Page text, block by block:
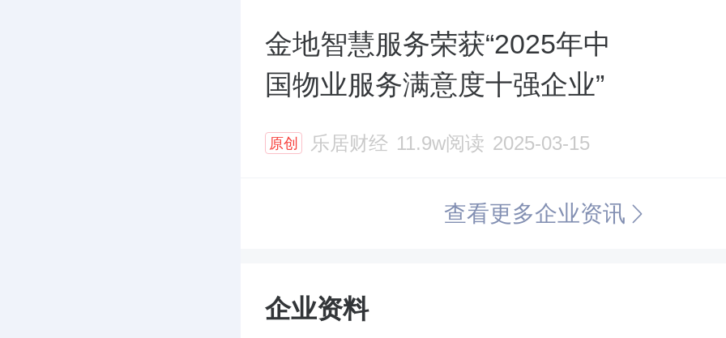
金地智慧服务荣获“2025年中
国物业服务满意度十强企业”
原创 乐居财经 11.9w阅读 2025-03-15
查看更多企业资讯
企业资料